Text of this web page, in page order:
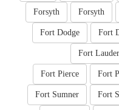
Forsyth
Forsyth
Fort
Fort Dodge
Fort
Fort
Fort Pierce
Fort
Fort Sumner